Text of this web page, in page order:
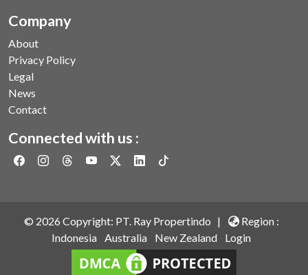
Company
About
Privacy Policy
Legal
News
Contact
Connected with us :
© 2026 Copyright: PT. Ray Propertindo |
Region :
Indonesia Australia New Zealand Login